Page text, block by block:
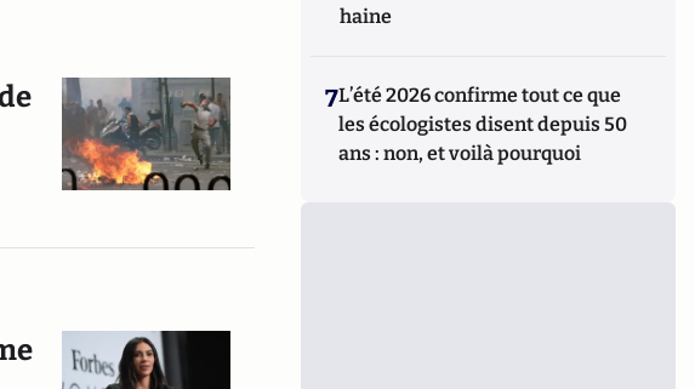
haine
7L’été 2026 confirme tout ce que
les écologistes disent depuis 50
ans : non, et voilà pourquoi